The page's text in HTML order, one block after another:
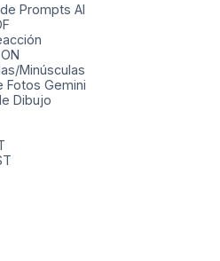
Prompts AI
Minúsculas
Fotos Gemini
Dibujo